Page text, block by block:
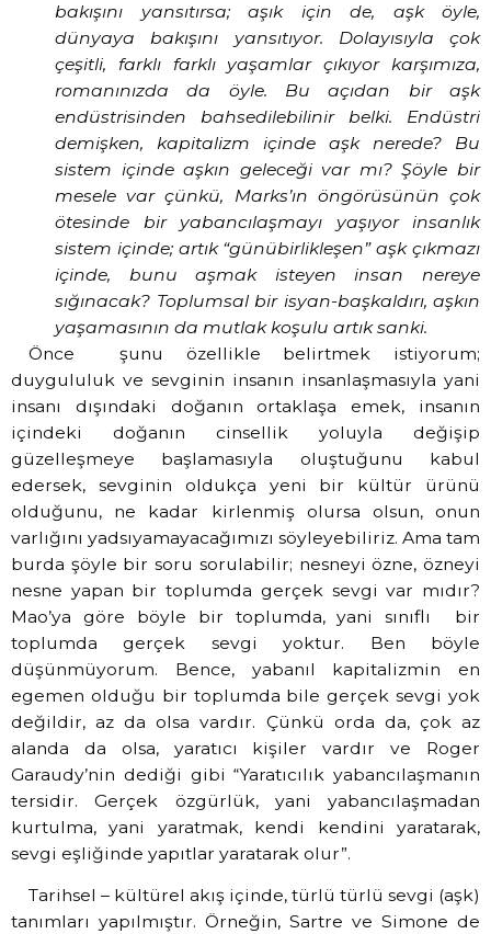
bakışını yansıtırsa; aşık için de, aşk öyle,
dünyaya bakışını yansıtıyor. Dolayısıyla çok
çeşitli, farklı farklı yaşamlar çıkıyor karşımıza,
romanınızda da öyle. Bu açıdan bir aşk
endüstrisinden bahsedilebilinir belki. Endüstri
demişken, kapitalizm içinde aşk nerede? Bu
sistem içinde aşkın geleceği var mı? Şöyle bir
mesele var çünkü, Marks’ın öngörüsünün çok
ötesinde bir yabancılaşmayı yaşıyor insanlık
sistem içinde; artık “günübirlikleşen” aşk çıkmazı
içinde, bunu aşmak isteyen insan nereye
sığınacak? Toplumsal bir isyan-başkaldırı, aşkın
yaşamasının da mutlak koşulu artık sanki.
Önce
şunu özellikle belirtmek istiyorum;
duygululuk ve sevginin insanın insanlaşmasıyla yani
insanı dışındaki doğanın ortaklaşa emek, insanın
içindeki doğanın cinsellik yoluyla değişip
güzelleşmeye başlamasıyla oluştuğunu kabul
edersek, sevginin oldukça yeni bir kültür ürünü
olduğunu, ne kadar kirlenmiş olursa olsun, onun
varlığını yadsıyamayacağımızı söyleyebiliriz. Ama tam
burda şöyle bir soru sorulabilir; nesneyi özne, özneyi
nesne yapan bir toplumda gerçek sevgi var mıdır?
Mao’ya göre böyle bir toplumda, yani sınıflı
bir
toplumda gerçek sevgi yoktur. Ben böyle
düşünmüyorum. Bence, yabanıl kapitalizmin en
egemen olduğu bir toplumda bile gerçek sevgi yok
değildir, az da olsa vardır. Çünkü orda da, çok az
alanda da olsa, yaratıcı kişiler vardır ve Roger
Garaudy’nin dediği gibi “Yaratıcılık yabancılaşmanın
tersidir. Gerçek özgürlük, yani yabancılaşmadan
kurtulma, yani yaratmak, kendi kendini yaratarak,
sevgi eşliğinde yapıtlar yaratarak olur”.
Tarihsel – kültürel akış içinde, türlü türlü sevgi (aşk)
tanımları yapılmıştır. Örneğin, Sartre ve Simone de